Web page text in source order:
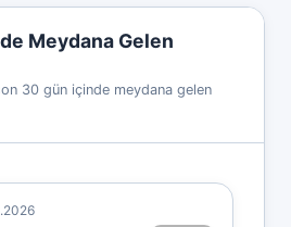
Meydana Gelen
30 gün içinde meydana gelen